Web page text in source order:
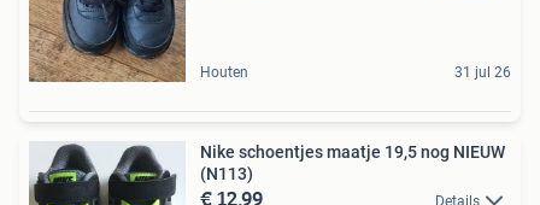
Houten 31 jul 26
Nike schoentjes maatje 19,5 nog NIEUW
(N113)
€ 12,99 Details